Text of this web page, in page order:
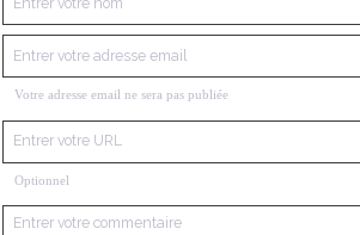
Votre adresse email ne sera pas publiée
Optionnel